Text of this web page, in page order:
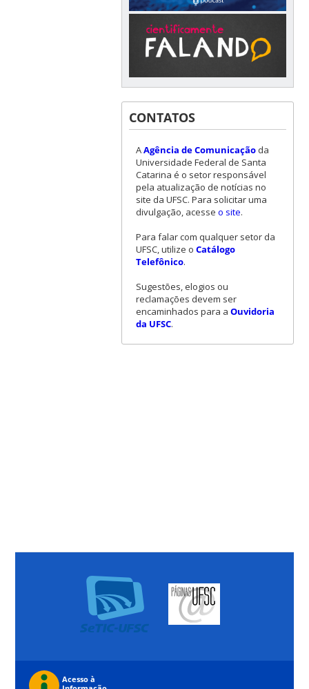
CONTATOS
AAgência de Comunicaçãoda
Universidade Federal de Santa
Catarina é o setor responsável
pela atualização de notícias no
site da UFSC. Para solicitar uma
divulgação, acesse o site.
Para falar com qualquer setor da
UFSC, utilize o Catálogo
Telefônico.
Sugestões, elogios ou
reclamações devem ser
encaminhados para a Ouvidoria
da UFSC.